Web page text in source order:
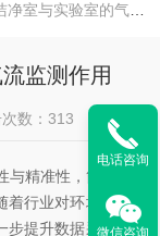
与实验室的气流监测作用
监测作用
次数：313
与精准性，简化了洁
行业对环境要求的
步提升数据采集效率
电话咨询